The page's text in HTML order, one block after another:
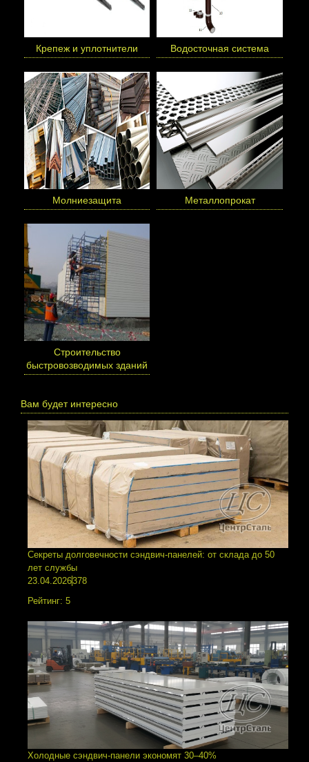
Крепеж и уплотнители Водосточная система
Молниезащита Металлопрокат
Cтроительство
быстровозводимых зданий
Вам будет интересно
Секреты долговечности сэндвич-панелей: от склада до 50
лет службы
23.04.2026378
Рейтинг: 5
Холодные сэндвич-панели экономят 30–40%